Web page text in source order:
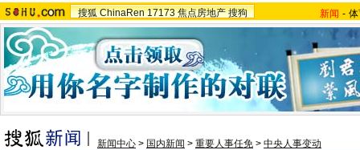
搜狐 ChinaRen 17173 焦点房地产 搜狗 新闻 -
新闻中心 > 国内新闻 > 重要人事任免 > 中央人事变动